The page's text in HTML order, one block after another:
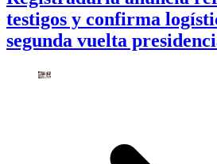
testigos y confirma
segunda vuelta